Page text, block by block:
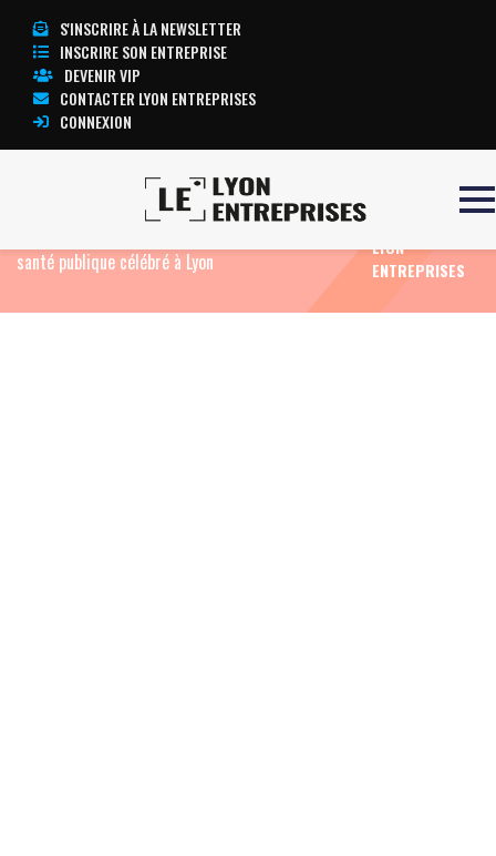
S'INSCRIRE À LA NEWSLETTER
INSCRIRE SON ENTREPRISE
DEVENIR VIP
CONTACTER LYON ENTREPRISES
CONNEXION
La Protection Maternelle et
santé publique célébré à Lyon
LYON
ENTREPRISES